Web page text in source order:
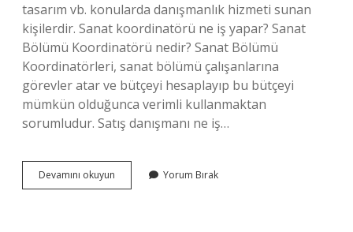
tasarım vb. konularda danışmanlık hizmeti sunan
kişilerdir. Sanat koordinatörü ne iş yapar? Sanat
Bölümü Koordinatörü nedir? Sanat Bölümü
Koordinatörleri, sanat bölümü çalışanlarına
görevler atar ve bütçeyi hesaplayıp bu bütçeyi
mümkün olduğunca verimli kullanmaktan
sorumludur. Satış danışmanı ne iş…
Devamını okuyun
Danışmanı
Yorum Bırak